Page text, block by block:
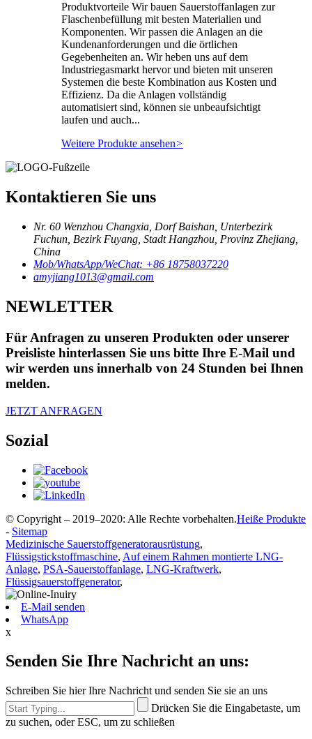
Produktvorteile Wir bauen Sauerstoffanlagen zur
Flaschenbefüllung mit besten Materialien und
Komponenten. Wir passen die Anlagen an die
Kundenanforderungen und die örtlichen
Gegebenheiten an. Wir heben uns auf dem
Industriegasmarkt hervor und bieten mit unseren
Systemen die beste Kombination aus Kosten und
Effizienz. Da die Anlagen vollständig
automatisiert sind, können sie unbeaufsichtigt
laufen und auch...
Weitere Produkte ansehen>
Kontaktieren Sie uns
Nr. 60 Wenzhou Changxia, Dorf Baishan, Unterbezirk
Fuchun, Bezirk Fuyang, Stadt Hangzhou, Provinz Zhejiang,
China
Mob/WhatsApp/WeChat: +86 18758037220
amyjiang1013@gmail.com
NEWLETTER
Für Anfragen zu unseren Produkten oder unserer
Preisliste hinterlassen Sie uns bitte Ihre E-Mail und
wir werden uns innerhalb von 24 Stunden bei Ihnen
melden.
JETZT ANFRAGEN
Sozial
© Copyright – 2019–2020: Alle Rechte vorbehalten.Heiße Produkte
- Sitemap
Medizinische Sauerstoffgeneratorausrüstung,
Flüssigstickstoffmaschine, Auf einem Rahmen montierte LNG-
Anlage, PSA-Sauerstoffanlage, LNG-Kraftwerk,
Flüssigsauerstoffgenerator,
E-Mail senden
WhatsApp
x
Senden Sie Ihre Nachricht an uns:
Schreiben Sie hier Ihre Nachricht und senden Sie sie an uns
Drücken Sie die Eingabetaste, um
zu suchen, oder ESC, um zu schließen